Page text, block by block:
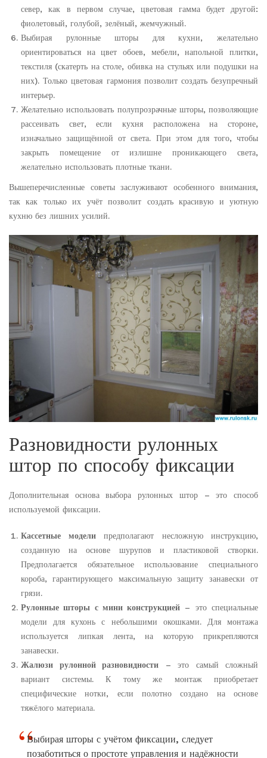
север, как в первом случае, цветовая гамма будет другой:
фиолетовый, голубой, зелёный, жемчужный.
Выбирая рулонные шторы для кухни, желательно
ориентироваться на цвет обоев, мебели, напольной плитки,
текстиля (скатерть на столе, обивка на стульях или подушки на
них). Только цветовая гармония позволит создать безупречный
интерьер.
Желательно использовать полупрозрачные шторы, позволяющие
рассеивать свет, если кухня расположена на стороне,
изначально защищённой от света. При этом для того, чтобы
закрыть помещение от излишне проникающего света,
желательно использовать плотные ткани.
Вышеперечисленные советы заслуживают особенного внимания,
так как только их учёт позволит создать красивую и уютную
кухню без лишних усилий.
Разновидности рулонных
штор по способу фиксации
Дополнительная основа выбора рулонных штор – это способ
используемой фиксации.
Кассетные моделипредполагают несложную инструкцию,
созданную на основе шурупов и пластиковой створки.
Предполагается обязательное использование специального
короба, гарантирующего максимальную защиту занавески от
грязи.
Рулонные шторы с мини конструкцией – это специальные
модели для кухонь с небольшими окошками. Для монтажа
используется липкая лента, на которую прикрепляются
занавески.
Жалюзи рулонной разновидности – это самый сложный
вариант системы. К тому же монтаж приобретает
специфические нотки, если полотно создано на основе
тяжёлого материала.
Выбирая шторы с учётом фиксации, следует
позаботиться о простоте управления и надёжности